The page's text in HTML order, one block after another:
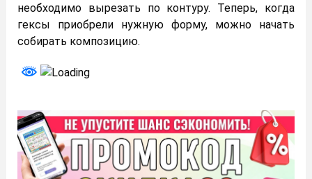
необходимо вырезать по контуру. Теперь, когда
гексы приобрели нужную форму, можно начать
собирать композицию.